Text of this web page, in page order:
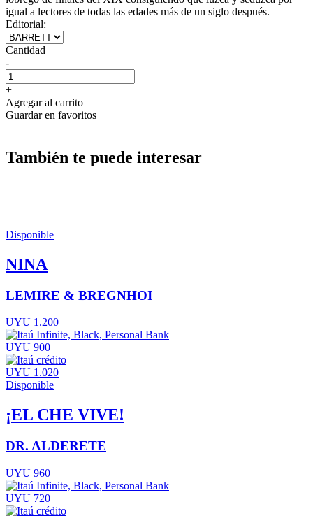
igual a lectores de todas las edades más de un siglo después.
Editorial:
Cantidad
-
+
Agregar al carrito
Guardar en favoritos
También te puede interesar
Disponible
NINA
LEMIRE & BREGNHOI
UYU 1.200
UYU 900
UYU 1.020
Disponible
¡EL CHE VIVE!
DR. ALDERETE
UYU 960
UYU 720